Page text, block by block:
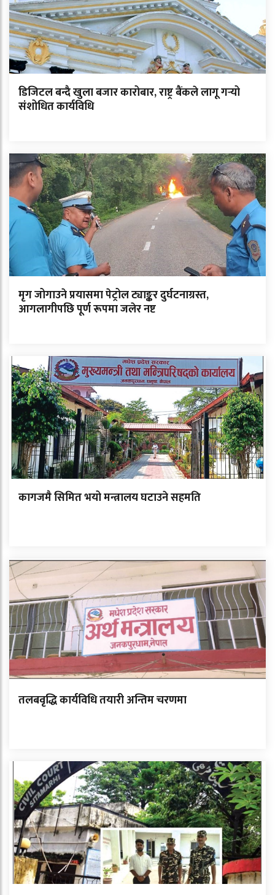
डिजिटल बन्दै खुला बजार कारोबार, राष्ट्र बैंकले लागू गर्‍यो
संशोधित कार्यविधि
मृग जोगाउने प्रयासमा पेट्रोल ट्याङ्कर दुर्घटनाग्रस्त,
आगलागीपछि पूर्ण रूपमा जलेर नष्ट
कागजमै सिमित भयो मन्त्रालय घटाउने सहमति
तलबवृद्धि कार्यविधि तयारी अन्तिम चरणमा